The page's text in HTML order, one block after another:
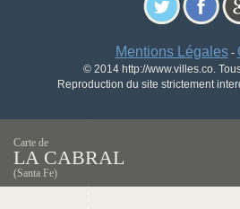
Mentions Légales-
© 2014 http://www.villes.co.
Reproduction du site strictement
Carte de
LA CABRAL
(Santa Fe)